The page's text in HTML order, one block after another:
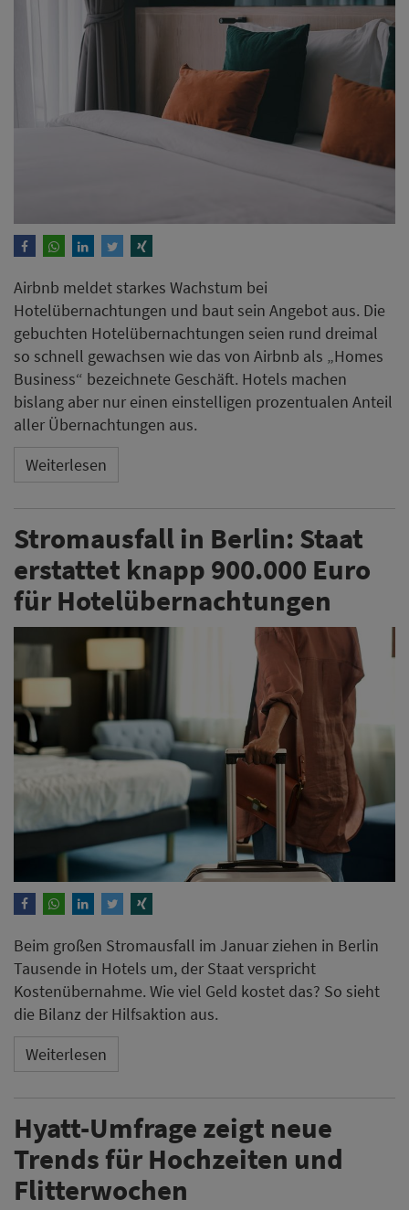
Airbnb meldet starkes Wachstum bei
Hotelübernachtungen und baut sein Angebot aus. Die
gebuchten Hotelübernachtungen seien rund dreimal
so schnell gewachsen wie das von Airbnb als „Homes
Business“ bezeichnete Geschäft. Hotels machen
bislang aber nur einen einstelligen prozentualen Anteil
aller Übernachtungen aus.
Weiterlesen
Stromausfall in Berlin: Staat
erstattet knapp 900.000 Euro
für Hotelübernachtungen
Beim großen Stromausfall im Januar ziehen in Berlin
Tausende in Hotels um, der Staat verspricht
Kostenübernahme. Wie viel Geld kostet das? So sieht
die Bilanz der Hilfsaktion aus.
Weiterlesen
Hyatt-Umfrage zeigt neue
Trends für Hochzeiten und
Flitterwochen